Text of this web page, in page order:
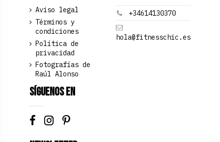
Aviso legal
Términos y
condiciones
Política de
privacidad
Fotografías de
Raúl Alonso
+34614130370
hola@fitnesschic.es
Síguenos en